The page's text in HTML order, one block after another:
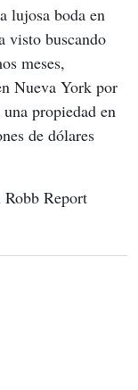
lujosa boda en
visto buscando
meses,
Nueva York por
propiedad en
de dólares
Report